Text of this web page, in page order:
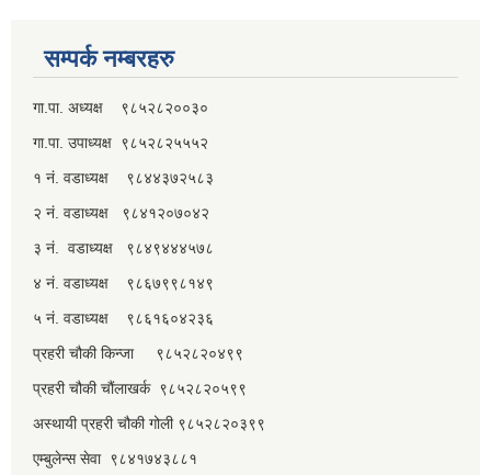
सम्पर्क नम्बरहरु
गा.पा. अध्यक्ष ९८५२८२००३०
गा.पा. उपाध्यक्ष ९८५२८२५५५२
१ नं. वडाध्यक्ष ९८४४३७२५८३
२ नं. वडाध्यक्ष ९८४१२०७०४२
३ नं. वडाध्यक्ष ९८४९४४४५७८
४ नं. वडाध्यक्ष ९८६७९९८१४९
५ नं. वडाध्यक्ष ९८६१६०४२३६
प्रहरी चौकी किन्जा ९८५२८२०४९९
प्रहरी चौकी चौंलाखर्क ९८५२८२०५९९
अस्थायी प्रहरी चौकी गोली ९८५२८२०३९९
एम्बुलेन्स सेवा ९८४१७४३८८१